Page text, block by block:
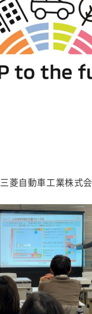
三菱自動車工業株式